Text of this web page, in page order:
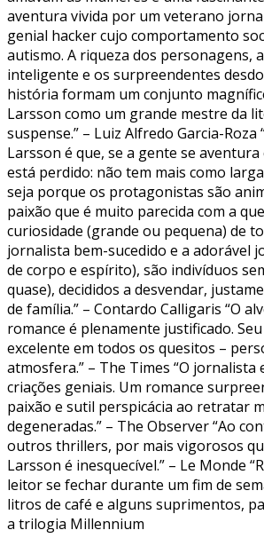
aventura vivida por um veterano
genial hacker cujo comportamento
autismo. A riqueza dos personagens,
inteligente e os surpreendentes
história formam um conjunto
Larsson como um grande mestre da
suspense.” – Luiz Alfredo Garcia-Roza
Larsson é que, se a gente se
está perdido: não tem mais como
seja porque os protagonistas são
paixão que é muito parecida com a
curiosidade (grande ou pequena) de
jornalista bem-sucedido e a adorável
de corpo e espírito), são indivíduos
quase), decididos a desvendar,
de família.” – Contardo Calligaris “O
romance é plenamente justificado.
excelente em todos os quesitos –
atmosfera.” – The Times “O jornalista
criações geniais. Um romance
paixão e sutil perspicácia ao retratar
degeneradas.” – The Observer “Ao
outros thrillers, por mais vigorosos
Larsson é inesquecível.” – Le Monde
leitor se fechar durante um fim de
litros de café e alguns suprimentos,
a trilogia Millennium